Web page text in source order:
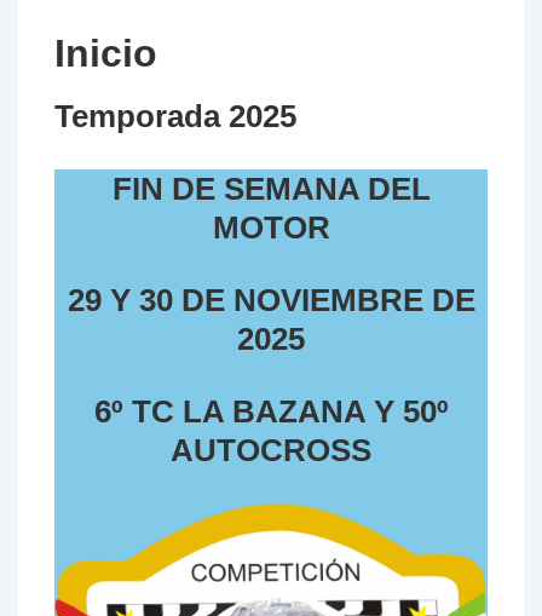
Inicio
Temporada 2025
FIN DE SEMANA DEL
MOTOR
29 Y 30 DE NOVIEMBRE DE
2025
6º TC LA BAZANA Y 50º
AUTOCROSS